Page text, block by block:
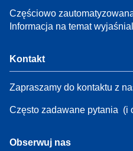
Częściowo
Informacja na temat
Kontakt
Zapraszamy do kontaktu z
Często zadawane pytania (i
Obserwuj nas